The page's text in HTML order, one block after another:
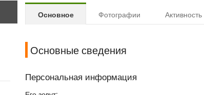
Основное Фотографии Активность
Основные сведения
Персональная информация